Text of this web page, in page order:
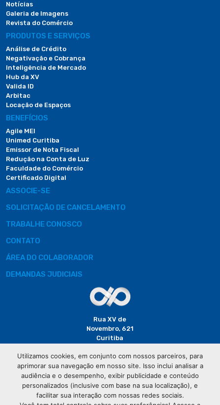
Notícias
Galeria de Imagens
Revista do Comércio
PRODUTOS E SERVIÇOS
Análise de Crédito
Negativação e Cobrança
Inteligência de Mercado
Hub da XV
Valida ID
Arbitac
Locação de Espaços
BENEFÍCIOS
Agile MEI
Unimed Curitiba
Emissor de Nota Fiscal
Redução na Conta de Luz
Faculdade do Comércio
Certificado Digital
ASSOCIE-SE
SOLICITAÇÃO DE CANCELAMENTO
TRABALHE CONOSCO
CONTATO
ÁREA DO COLABORADOR
DEMANDAS JUDICIAIS
Rua XV de
Novembro, 621
Curitiba
(41) 3320-
2929
Utilizamos cookies, em conjunto com nossos parceiros, para
aprimorar sua navegação em nosso site. Isso inclui analisar a
audiência e o desempenho, exibir publicidade e conteúdo
personalizados (inclusive com base na sua localização), e
facilitar sua interação com nossas redes sociais.